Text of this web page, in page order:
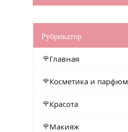
Рубрикатор
Главная
Косметика и парфюм
Красота
Макияж